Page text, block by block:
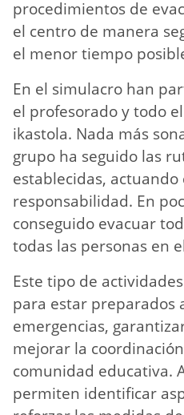
procedimientos de
el centro de manera
el menor tiempo
En el simulacro han
el profesorado y todo
ikastola. Nada más
grupo ha seguido las
establecidas, actuando
responsabilidad. En
conseguido evacuar
todas las personas en
Este tipo de
para estar preparados
emergencias,
mejorar la
comunidad educativa.
permiten identificar